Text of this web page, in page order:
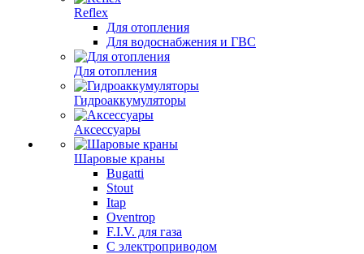
Reflex
Для отопления
Для водоснабжения и ГВС
Для отопления
Гидроаккумуляторы
Аксессуары
Шаровые краны
Bugatti
Stout
Itap
Oventrop
F.I.V. для газа
С электроприводом